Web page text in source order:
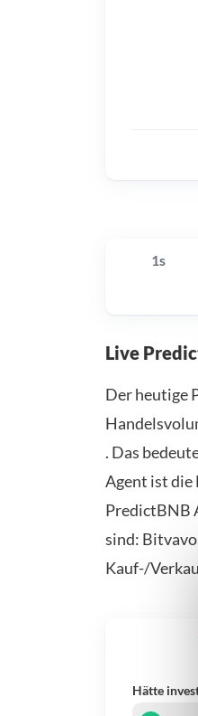
1s
Live
Der heutige
. Das
Agent ist die
PredictBNB
sind:
Kauf-/
Hätte